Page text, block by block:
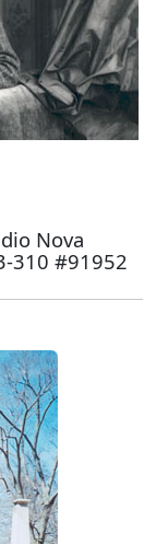
Nova
310 #91952